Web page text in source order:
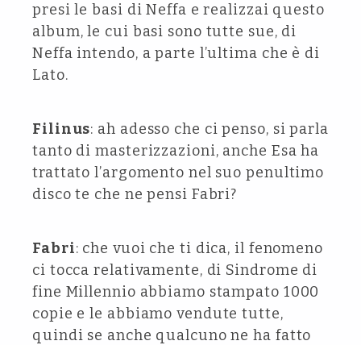
presi le basi di Neffa e realizzai questo
album, le cui basi sono tutte sue, di
Neffa intendo, a parte l’ultima che è di
Lato.
Filinus: ah adesso che ci penso, si parla
tanto di masterizzazioni, anche Esa ha
trattato l’argomento nel suo penultimo
disco te che ne pensi Fabri?
Fabri: che vuoi che ti dica, il fenomeno
ci tocca relativamente, di Sindrome di
fine Millennio abbiamo stampato 1000
copie e le abbiamo vendute tutte,
quindi se anche qualcuno ne ha fatto